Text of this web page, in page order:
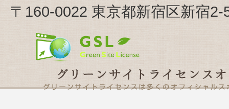
〒160-0022 東京都新宿区新宿